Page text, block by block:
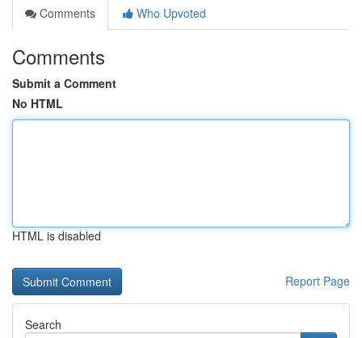
Comments
Who Upvoted
Comments
Submit a Comment
No HTML
HTML is disabled
Report Page
Search